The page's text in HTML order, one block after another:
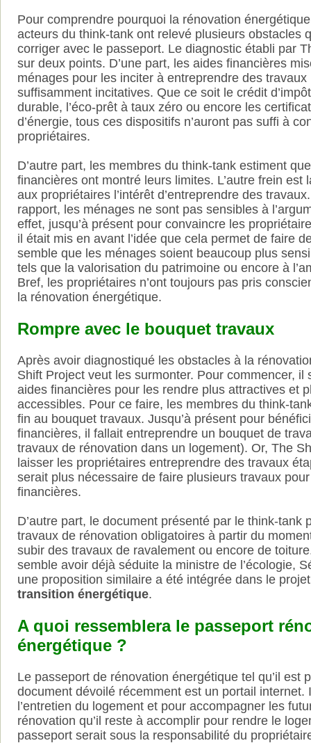
Pour comprendre pourquoi la rénovation
acteurs du think-tank ont relevé plusieurs obstacles
corriger avec le passeport. Le diagnostic établi par
sur deux points. D’une part, les aides financières
ménages pour les inciter à entreprendre des travaux
suffisamment incitatives. Que ce soit le crédit
durable, l’éco-prêt à taux zéro ou encore les
d’énergie, tous ces dispositifs n’auront pas suffi à
propriétaires.
D’autre part, les membres du think-tank estiment
financières ont montré leurs limites. L’autre frein est
aux propriétaires l’intérêt d’entreprendre des
rapport, les ménages ne sont pas sensibles à
effet, jusqu’à présent pour convaincre les
il était mis en avant l’idée que cela permet de faire
semble que les ménages soient beaucoup plus
tels que la valorisation du patrimoine ou encore à
Bref, les propriétaires n’ont toujours pas pris
la rénovation énergétique.
Rompre avec le bouquet travaux
Après avoir diagnostiqué les obstacles à la
Shift Project veut les surmonter. Pour commencer, il
aides financières pour les rendre plus attractives et
accessibles. Pour ce faire, les membres du think-
fin au bouquet travaux. Jusqu’à présent pour
financières, il fallait entreprendre un bouquet de
travaux de rénovation dans un logement). Or, The
laisser les propriétaires entreprendre des travaux
serait plus nécessaire de faire plusieurs travaux
financières.
D’autre part, le document présenté par le think-tank
travaux de rénovation obligatoires à partir du
subir des travaux de ravalement ou encore de
semble avoir déjà séduite la ministre de l’écologie,
une proposition similaire a été intégrée dans le
transition énergétique.
A quoi ressemblera le passeport
énergétique ?
Le passeport de rénovation énergétique tel qu’il est
document dévoilé récemment est un portail internet.
l’entretien du logement et pour accompagner les
rénovation qu’il reste à accomplir pour rendre le
passeport serait sous la responsabilité du